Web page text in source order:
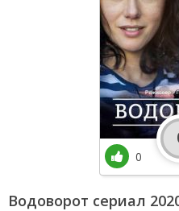
Водоворот сериал
0